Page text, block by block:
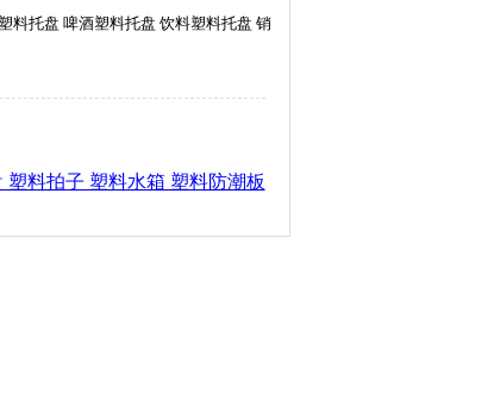
料托盘 啤酒塑料托盘 饮料塑料托盘 销
料拍子 塑料水箱 塑料防潮板